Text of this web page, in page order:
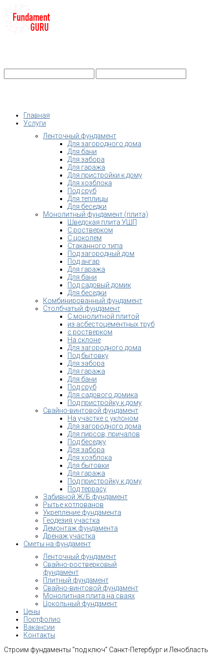
Главная
Услуги
Ленточный фундамент
Для загородного дома
Для бани
Для забора
Для гаража
Для пристройки к дому
Для хозблока
Под сруб
Для теплицы
Для беседки
Монолитный фундамент (плита)
Шведская плита УШП
С ростверком
С цоколем
Стаканного типа
Под загородный дом
Под ангар
Для гаража
Для бани
Под садовый домик
Для беседки
Комбинированный фундамент
Столбчатый фундамент
С монолитной плитой
из асбестоцементных труб
с ростверком
На склоне
Для загородного дома
Под бытовку
Для забора
Для гаража
Для бани
Под сруб
Для садового домика
Под пристройку к дому
Свайно-винтовой фундамент
На участке с уклоном
Для загородного дома
Для пирсов, причалов
Под беседку
Для забора
Для хозблока
Для бытовки
Для гаража
Под пристройку к дому
Под террасу
Забивной Ж/Б фундамент
Рытье котлованов
Укрепление фундамента
Геодезия участка
Демонтаж фундамента
Дренаж участка
Сметы на фундамент
Ленточный фундамент
Свайно-ростверковый
фундамент
Плитный фундамент
Свайно-винтовой фундамент
Монолитная плита на сваях
Цокольный фундамент
Цены
Портфолио
Вакансии
Контакты
Строим фундаменты "под ключ" Санкт-Петербург и Ленобласть